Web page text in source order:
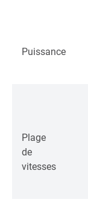
Puissance
Plage
de
vitesses